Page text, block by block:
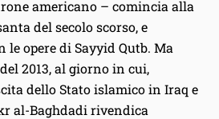
americano – comincia alla
del secolo scorso, e
le opere di Sayyid Qutb. Ma
2013, al giorno in cui,
dello Stato islamico in Iraq e
al-Baghdadi rivendica